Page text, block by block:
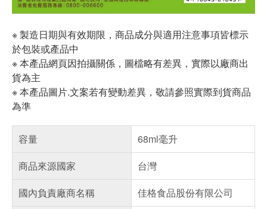
※ 製造日期與有效期限，商品成分與適用注意事項皆標示
於包裝或產品中
※ 本產品網頁因拍攝關係，圖檔略有差異，實際以廠商出
貨為主
※ 本產品圖片.文案若有變動差異，敬請參照實際到貨商品
為準
容量
68ml毫升
商品來源國家
台灣
國內負責廠商名稱
佳格食品股份有限公司